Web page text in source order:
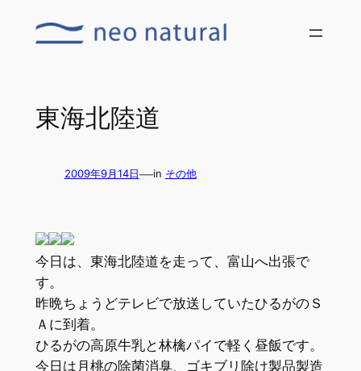
東海北陸道
2009年9月14日 —in その他
今日は、東海北陸道を走って、富山へ出張で
す。
昨晩ちょうどテレビで放送していたひるがのＳ
Ａに到着。
ひるがの高原牛乳と林檎パイで軽く昼飯です。
今日は月桃の除菌消臭、ゴキブリ除け製品製造